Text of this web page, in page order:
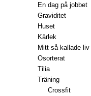
En dag på jobbet
Graviditet
Huset
Kärlek
Mitt så kallade liv
Osorterat
Tilia
Träning
Crossfit